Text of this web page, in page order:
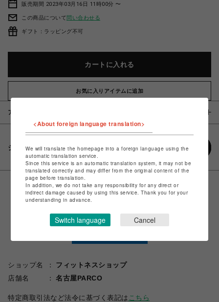
販売期間 2023年03月16日 11時00分 〜
この商品について問い合わせる
ギフト：ラッピング不可
カートに入れる
お気に入りアイテムに追加
アイテム説明 / 素材
シェアする
ショップ名
フィットネスショップ
店舗名
名古屋PARCO
特定商取引法など法令に基づく表記は こちら
<About foreign language translation>
We will translate the homepage into a foreign language using the
automatic translation service.
Since this service is an automatic translation system, it may not be
translated correctly and may differ from the original content of the
page before translation.
In addition, we do not take any responsibility for any direct or
indirect damage caused by using this service. Thank you for your
understanding in advance.
Switch language Cancel